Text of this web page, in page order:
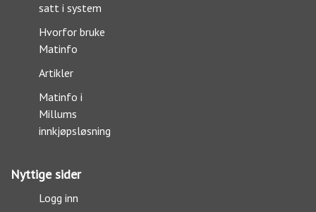
satt i system
Hvorfor bruke
Matinfo
Artikler
Matinfo i
Millums
innkjøpsløsning
Nyttige sider
Logg inn